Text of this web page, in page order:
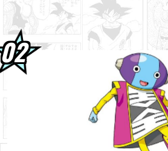
anime Dragon Ball Super begins anew!